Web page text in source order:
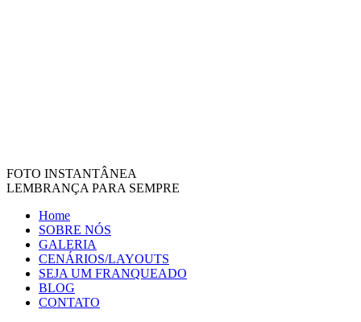
FOTO INSTANTÂNEA
LEMBRANÇA PARA SEMPRE
Home
SOBRE NÓS
GALERIA
CENÁRIOS/LAYOUTS
SEJA UM FRANQUEADO
BLOG
CONTATO